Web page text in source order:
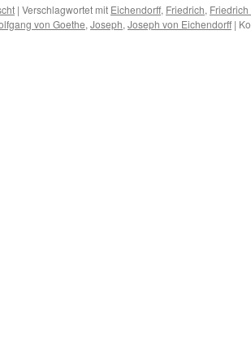
| Verschlagwortet mit Eichendorff, Friedrich,
von Goethe, Joseph, Joseph von Eichendorff |